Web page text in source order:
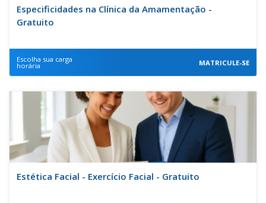
Especificidades na Clínica da Amamentação -
Gratuito
Escolha sua carga
horária MATRICULE-SE
Estética Facial - Exercício Facial - Gratuito